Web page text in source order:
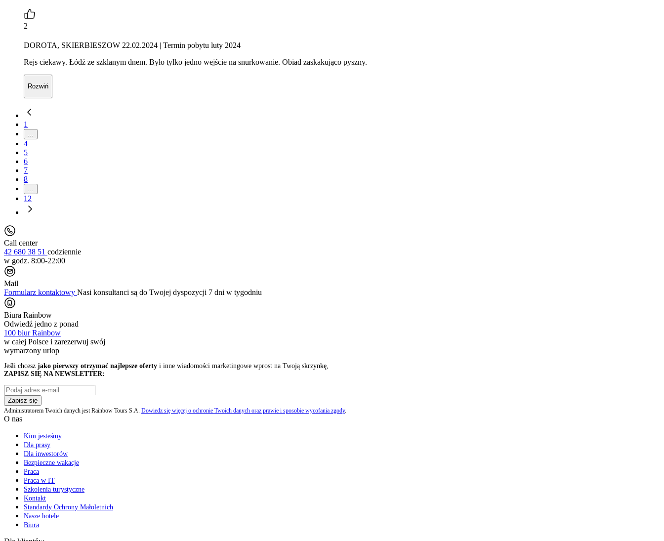
2
DOROTA, SKIERBIESZOW 22.02.2024 | Termin pobytu luty 2024
Rejs ciekawy. Łódź ze szklanym dnem. Było tylko jedno wejście na snurkowanie. Obiad zaskakująco pyszny.
Rozwiń
1
4
5
6
7
8
12
Call center
42 680 38 51 codziennie
w godz. 8:00-22:00
Mail
Formularz kontaktowy Nasi konsultanci są do Twojej dyspozycji 7 dni w tygodniu
Biura Rainbow
Odwiedź jedno z ponad
100 biur Rainbow
w całej Polsce i zarezerwuj swój
wymarzony urlop
Jeśli chcesz jako pierwszy otrzymać najlepsze oferty i inne wiadomości marketingowe wprost na Twoją skrzynkę,
ZAPISZ SIĘ NA NEWSLETTER:
Zapisz się
Administratorem Twoich danych jest Rainbow Tours S.A. Dowiedz się więcej o ochronie Twoich danych oraz prawie i sposobie wycofania zgody.
O nas
Kim jesteśmy
Dla prasy
Dla inwestorów
Bezpieczne wakacje
Praca
Praca w IT
Szkolenia turystyczne
Kontakt
Standardy Ochrony Małoletnich
Nasze hotele
Biura